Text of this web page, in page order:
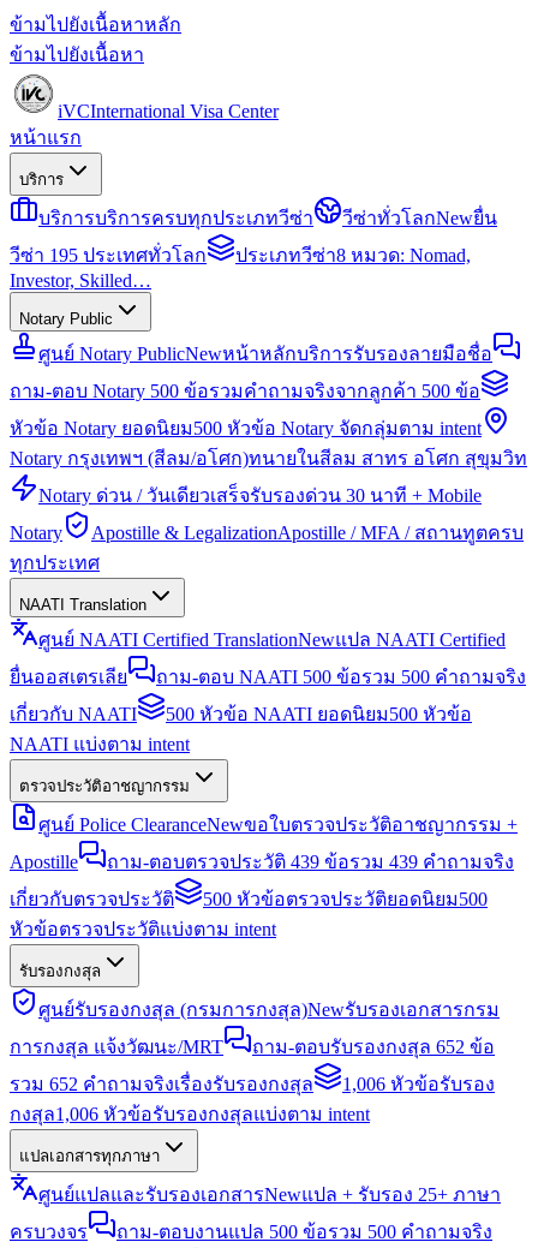
ข้ามไปยังเนื้อหาหลัก
ข้ามไปยังเนื้อหา
iVCInternational Visa Center
หน้าแรก
บริการ
บริการบริการครบทุกประเภทวีซ่า วีซ่าทั่วโลกNewยื่น
วีซ่า 195 ประเทศทั่วโลก
ประเภทวีซ่า8 หมวด: Nomad,
Investor, Skilled…
Notary Public
ศูนย์ Notary PublicNewหน้าหลักบริการรับรองลายมือชื่อ
ถาม-ตอบ Notary 500 ข้อรวมคำถามจริงจากลูกค้า 500 ข้อ
หัวข้อ Notary ยอดนิยม500 หัวข้อ Notary จัดกลุ่มตาม intent
Notary กรุงเทพฯ (สีลม/อโศก)ทนายในสีลม สาทร อโศก สุขุมวิท
Notary ด่วน / วันเดียวเสร็จรับรองด่วน 30 นาที + Mobile
Notary
Apostille & LegalizationApostille / MFA / สถานทูตครบ
ทุกประเทศ
NAATI Translation
ศูนย์ NAATI Certified TranslationNewแปล NAATI Certified
ยื่นออสเตรเลีย
ถาม-ตอบ NAATI 500 ข้อรวม 500 คำถามจริง
เกี่ยวกับ NAATI
500 หัวข้อ NAATI ยอดนิยม500 หัวข้อ
NAATI แบ่งตาม intent
ตรวจประวัติอาชญากรรม
ศูนย์ Police ClearanceNewขอใบตรวจประวัติอาชญากรรม +
Apostille
ถาม-ตอบตรวจประวัติ 439 ข้อรวม 439 คำถามจริง
เกี่ยวกับตรวจประวัติ
500 หัวข้อตรวจประวัติยอดนิยม500
หัวข้อตรวจประวัติแบ่งตาม intent
รับรองกงสุล
ศูนย์รับรองกงสุล (กรมการกงสุล)Newรับรองเอกสารกรม
การกงสุล แจ้งวัฒนะ/MRT
ถาม-ตอบรับรองกงสุล 652 ข้อ
รวม 652 คำถามจริงเรื่องรับรองกงสุล
1,006 หัวข้อรับรอง
กงสุล1,006 หัวข้อรับรองกงสุลแบ่งตาม intent
แปลเอกสารทุกภาษา
ศูนย์แปลและรับรองเอกสารNewแปล + รับรอง 25+ ภาษา
ครบวงจร
ถาม-ตอบงานแปล 500 ข้อรวม 500 คำถามจริง